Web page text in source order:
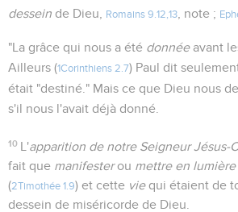
dessein de Dieu, Romains 9.12,13 , note ;
"La grâce qui nous a été donnéeavant
Ailleurs (1Corinthiens 2.7) Paul dit
était "destiné." Mais ce que Dieu nous
s'il nous l'avait déjà donné.
10 L'apparition de notre Seigneur Jésus-
fait que manifesterou mettre en lumière
(2Timothée 1.9) et cette viequi étaient de
dessein de miséricorde de Dieu.